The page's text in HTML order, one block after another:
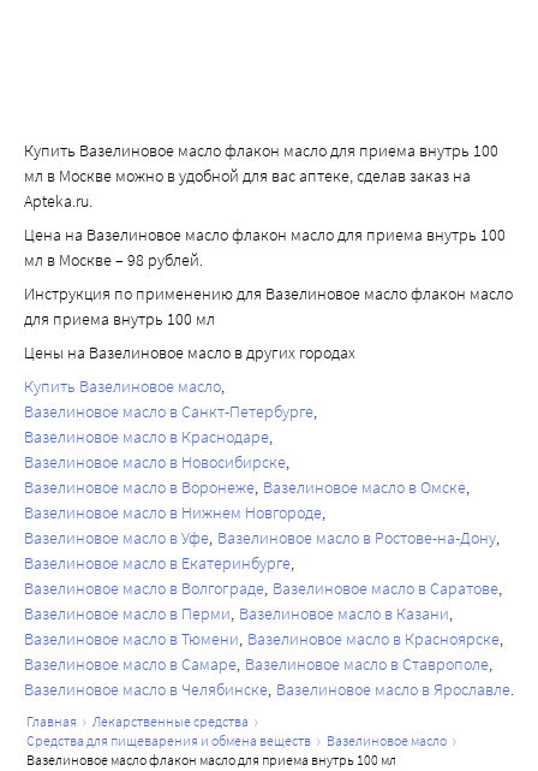
Купить Вазелиновое масло флакон масло для приема внутрь 100
мл в Москве можно в удобной для вас аптеке, сделав заказ на
Apteka.ru.
Цена на Вазелиновое масло флакон масло для приема внутрь 100
мл в Москве – 98 рублей.
Инструкция по применению для Вазелиновое масло флакон масло
для приема внутрь 100 мл
Цены на Вазелиновое масло в других городах
Купить Вазелиновое масло
Вазелиновое масло в Санкт-Петербурге
Вазелиновое масло в Краснодаре
Вазелиновое масло в Новосибирске
Вазелиновое масло в Воронеже Вазелиновое масло в Омске
Вазелиновое масло в Нижнем Новгороде
Вазелиновое масло в Уфе Вазелиновое масло в Ростове-на-Дону
Вазелиновое масло в Екатеринбурге
Вазелиновое масло в Волгограде Вазелиновое масло в Саратове
Вазелиновое масло в Перми Вазелиновое масло в Казани
Вазелиновое масло в Тюмени Вазелиновое масло в Красноярске
Вазелиновое масло в Самаре Вазелиновое масло в Ставрополе
Вазелиновое масло в Челябинске Вазелиновое масло в Ярославле
главная
лекарственные средства
средства для пищеварения и обмена веществ
вазелиновое масло
вазелиновое масло флакон масло для приема внутрь 100 мл